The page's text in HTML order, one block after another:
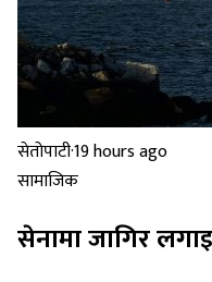
सेतोपाटी·19 hours ago
सामाजिक
सेनामा जागिर